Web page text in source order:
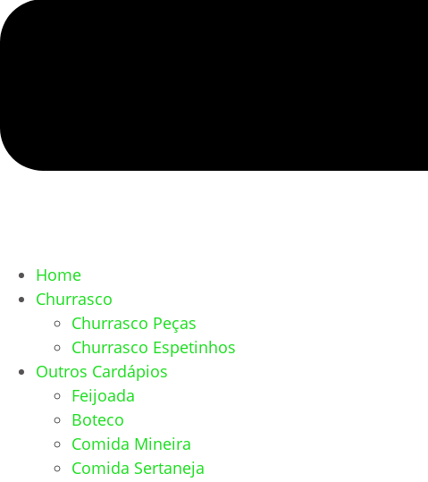
Home
Churrasco
Churrasco Peças
Churrasco Espetinhos
Outros Cardápios
Feijoada
Boteco
Comida Mineira
Comida Sertaneja